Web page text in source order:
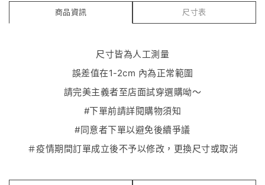
商品資訊 尺寸表
尺寸皆為人工測量
誤差值在1-2cm 內為正常範圍
請完美主義者至店面試穿選購呦～
#下單前請詳閱購物須知
#同意者下單以避免後續爭議
＃疫情期間訂單成立後不予以修改，更換尺寸或取消